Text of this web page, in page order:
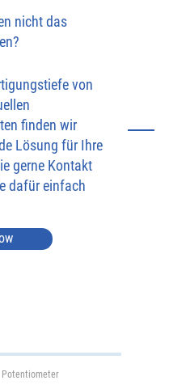
nicht das
von
finden wir
Lösung für Ihre
gerne Kontakt
dafür einfach
Potentiometer